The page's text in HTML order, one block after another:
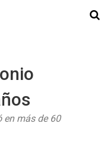
en más de 60